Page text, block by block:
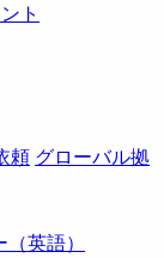
ト
頼 グローバル拠
英語）